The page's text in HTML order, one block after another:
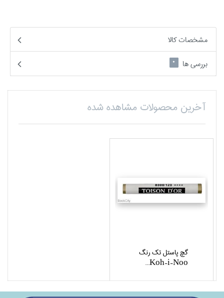
مشخصات کالا
بررسی ها
0
آخرین محصولات مشاهده شده
گچ پاستل تك رنگ
Koh-i-Noo...